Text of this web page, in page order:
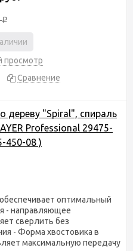
₽
просмотр
Сравнение
дереву "Spiral", спираль
Professional 29475-
450-08 )
оптимальный
- направляющее
сверлить без
- Форма хвостовика в
максимальную передачу